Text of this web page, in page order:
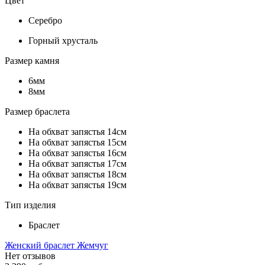
Серебро
Горный хрусталь
Размер камня
6мм
8мм
Размер браслета
На обхват запястья 14см
На обхват запястья 15см
На обхват запястья 16см
На обхват запястья 17см
На обхват запястья 18см
На обхват запястья 19см
Тип изделия
Браслет
Женский браслет Жемчуг
Нет отзывов